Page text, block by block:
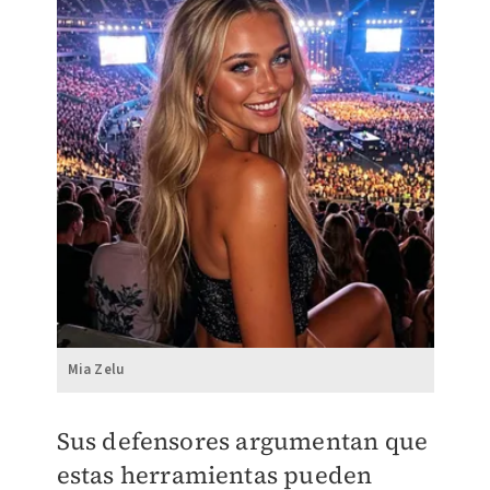
Mia Zelu
Sus defensores argumentan que
estas herramientas pueden